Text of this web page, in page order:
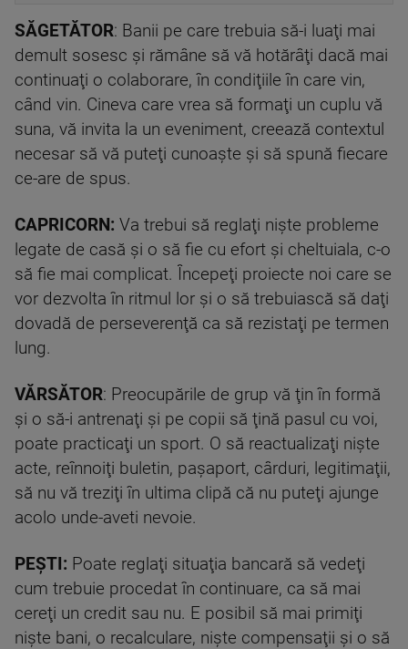
SĂGETĂTOR: Banii pe care trebuia să-i luaţi mai
demult sosesc şi rămâne să vă hotărâţi dacă mai
continuaţi o colaborare, în condiţiile în care vin,
când vin. Cineva care vrea să formaţi un cuplu vă
suna, vă invita la un eveniment, creează contextul
necesar să vă puteţi cunoaşte şi să spună fiecare
ce-are de spus.
CAPRICORN: Va trebui să reglaţi nişte probleme
legate de casă şi o să fie cu efort şi cheltuiala, c-o
să fie mai complicat. Începeţi proiecte noi care se
vor dezvolta în ritmul lor şi o să trebuiască să daţi
dovadă de perseverenţă ca să rezistaţi pe termen
lung.
VĂRSĂTOR: Preocupările de grup vă ţin în formă
şi o să-i antrenaţi şi pe copii să ţină pasul cu voi,
poate practicaţi un sport. O să reactualizaţi nişte
acte, reînnoiţi buletin, paşaport, cârduri, legitimaţii,
să nu vă treziţi în ultima clipă că nu puteţi ajunge
acolo unde-aveti nevoie.
PEŞTI: Poate reglaţi situaţia bancară să vedeţi
cum trebuie procedat în continuare, ca să mai
cereţi un credit sau nu. E posibil să mai primiţi
nişte bani, o recalculare, nişte compensaţii şi o să